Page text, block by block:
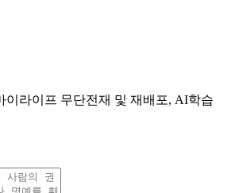
라이프 무단전재 및 재배포, AI학습